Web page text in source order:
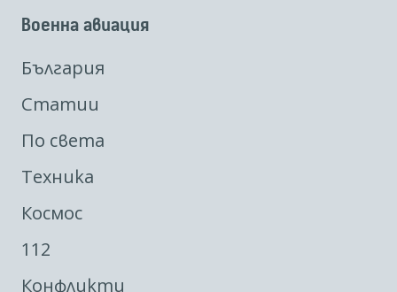
Военна авиация
България
Статии
По света
Техника
Космос
112
Конфликти